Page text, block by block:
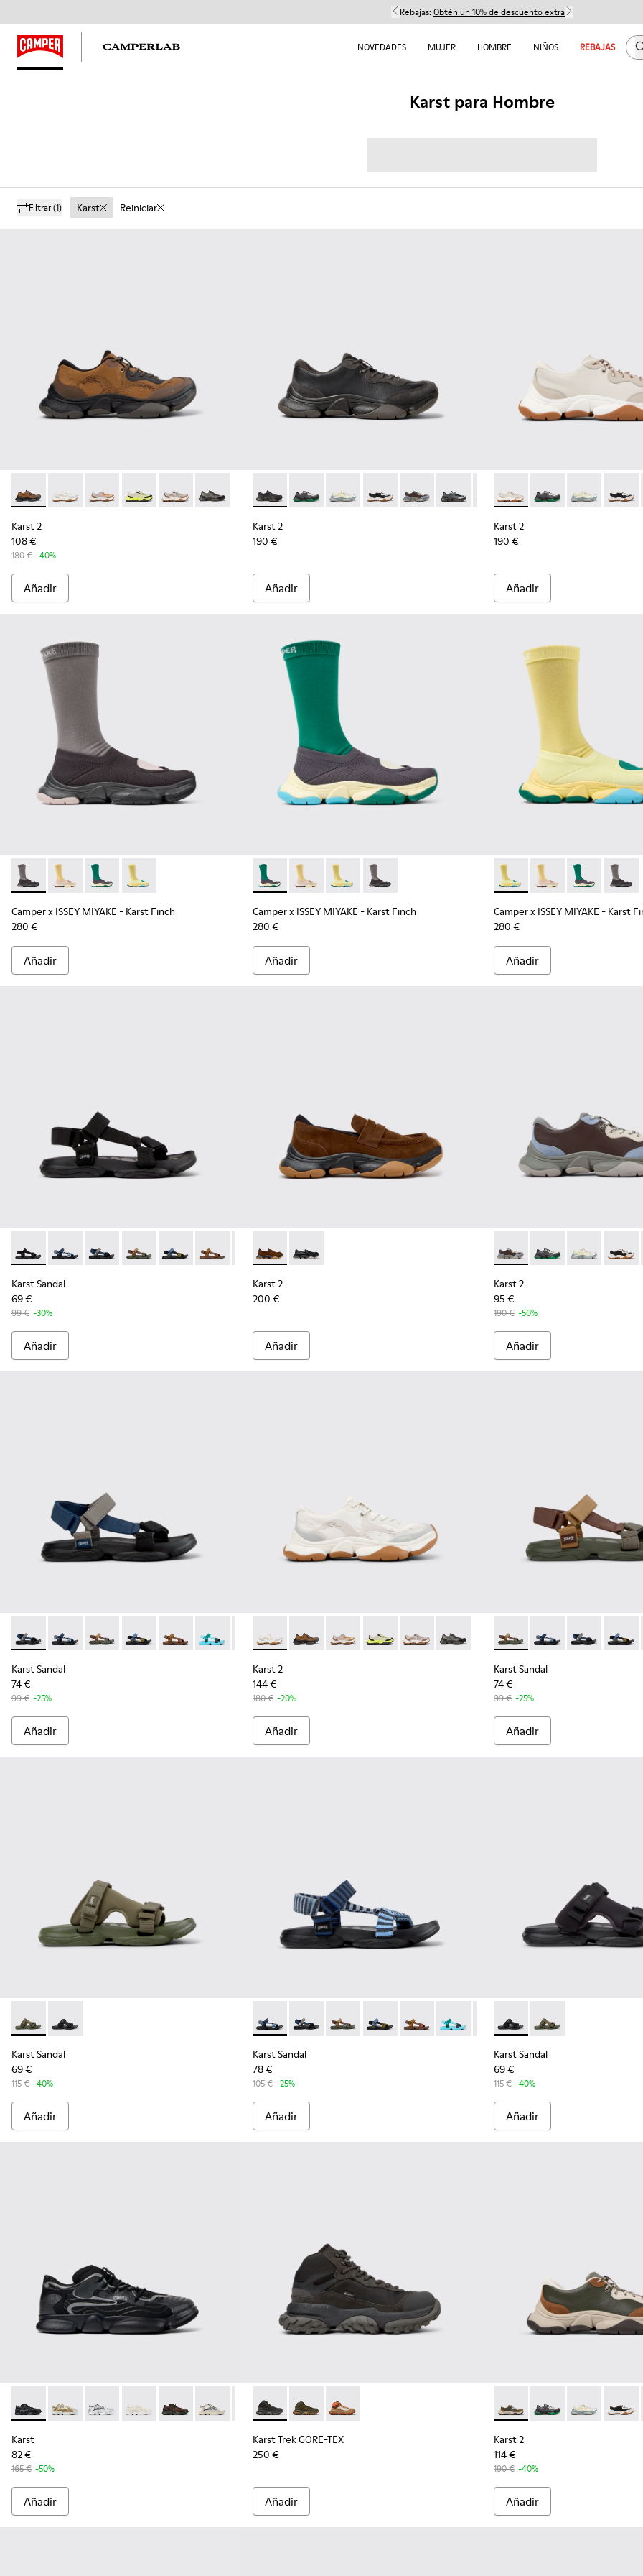
Rebajas: Obtén un 10% de descuento extra
NOVEDADES MUJER HOMBRE NIÑOS REBAJAS
Karst para Hombre
Filtrar(1) Karst Reiniciar
Karst 2 - K101069-010 - Sneaker con materiales técnicos marrón para hombre
Karst 2 - K101069-009 - Sneakers con materiales técnicos para hombre.
Karst 2 - K101069-008 - Sneakers con materiales técnicos para hombre.
Karst 2 - K101069-003 - Sneakers multicolores de tecnología simplificada para hombre.
Karst 2 - K101069-002
Karst 2 - K101069-001 - Sneakers multicolores de tecnología simplificada para hombre.
Karst 2
108 €
180 € -40%
Añadir
Karst 2 - K101068-001 - Zapatillas de piel y nobuk en negro y gris para
Karst 2 - K101068-016
Karst 2 - K101068-015
Karst 2 - K101068-011
Karst 2 - K101068-008 - Sneakers de piel y
Karst 2 - K101068-005
Karst 2 - K101068-004 -
Karst 2 - K101068-003 -
Karst 2 -
Karst 2
190 €
Añadir
Karst 2 - K101068-002 -
Karst 2 - K101068-016
Karst 2 -Karst 2
Karst 2
190 €
Añadir
Camper x ISSEY MIYAKE - Karst Finch - K101115-001 - Sneakers negras de materiales de alta tecnología para hombre.
Camper x ISSEY MIYAKE - Karst Finch - K101115-005 - Sneakers beige de materiales de alta tecnología para hombre.
Camper x ISSEY MIYAKE - Karst Finch - K101115-004 - Sneakers grises de materiales de alta tecnología para
Camper x ISSEY MIYAKE - Karst Finch - K101115-003 - Sneakers amarillas de materiales de alta
Camper x ISSEY MIYAKE - Karst Finch
280 €
Añadir
Camper x ISSEY MIYAKE - Karst Finch - K101115-004 - Sneakers grises de
Camper x ISSEY MIYAKE - Karst Finch - K101115-005 - Sneakers
Camper x ISSEY MIYAKE - Karst Finch - K101115-003 -
Camper x ISSEY MIYAKE - Karst Finch - K101115-001
Camper x ISSEY MIYAKE - Karst Finch
280 €
Añadir
Camper x ISSEY MIYAKE -
Camper x ISSEY
Camper x
Camper x ISSEY MIYAKE - Karst
280 €
Añadir
Karst Sandal - K101048-001 - Sandalias de tejido negras para hombre.
Karst Sandal - K101048-008 - Sandalias de tejido azules para hombre.
Karst Sandal - K101048-007 - Sandalias de tejido multicolor para hombre.
Karst Sandal - K101048-006 - Sandalias de tejido marrones para hombre.
Karst Sandal - K101048-005 - Sandalias de PET reciclado multicolor para hombre.
Karst Sandal - K101048-004
Karst Sandal - K101048-003 - Sandalias de PET reciclado multicolor para hombre.
Karst Sandal
69 €
99 € -30%
Añadir
Karst 2 - K101142-003 - Mocasines de ante marrón para hombre.
Karst 2 - K101142-001 - Mocasines de piel negros para hombre.
Karst 2
200 €
Añadir
Karst 2 - K101068-008 -
Karst 2 - K101068-016
Karst 2 -Karst 2
Karst 2
95 €
190 € -50%
Añadir
Karst Sandal - K101048-007 - Sandalias de tejido multicolor para hombre.
Karst Sandal - K101048-008 - Sandalias de tejido azules para hombre.
Karst Sandal - K101048-006 - Sandalias de tejido marrones para hombre.
Karst Sandal - K101048-005 - Sandalias de PET reciclado multicolor para hombre.
Karst Sandal - K101048-004
Karst Sandal - K101048-003 - Sandalias de PET reciclado multicolor para hombre.
Karst Sandal - K101048-001 - Sandalias de tejido negras para hombre.
Karst Sandal
74 €
99 € -25%
Añadir
Karst 2 - K101069-009 - Sneakers con materiales técnicos para hombre.
Karst 2 - K101069-010 - Sneaker con materiales técnicos marrón
Karst 2 - K101069-008 - Sneakers con materiales técnicos
Karst 2 - K101069-003 - Sneakers multicolores de
Karst 2 - K101069-002
Karst 2 - K101069-001 - Sneakers
Karst 2
144 €
180 € -20%
Añadir
Karst Sandal - K101048-
Karst Sandal -Karst Sandal
Karst
Karst Sandal
74 €
99 € -25%
Añadir
Karst Sandal - K101103-002 - Sandalias tejido verdes para hombre.
Karst Sandal - K101103-001 - Sandalias de tejido negras para hombre.
Karst Sandal
69 €
115 € -40%
Añadir
Karst Sandal - K101048-008 - Sandalias de tejido azules para hombre.
Karst Sandal - K101048-007 - Sandalias de tejido multicolor para
Karst Sandal - K101048-006 - Sandalias de tejido marrones
Karst Sandal - K101048-005 - Sandalias de PET
Karst Sandal - K101048-004
Karst Sandal - K101048-003 - Sandalias
Karst Sandal - K101048-001 -
Karst Sandal
78 €
105 € -25%
Añadir
Karst Sandal - K101103-001
Karst Sandal -
Karst Sandal
69 €
115 € -40%
Añadir
Karst - K100992-004 - Sneakers de PET reciclado multicolor para hombre.
Karst - K100992-009 - Sneakers de PET reciclado multicolor para hombre.
Karst - K100992-007 - Sneakers de PET reciclado multicolor para hombre.
Karst - K100992-006 - Sneakers de PET reciclado multicolor para hombre.
Karst - K100992-003 - Sneaker de tejido multicolor para hombre
Karst - K100992-002 - Sneaker de tejido multicolor para hombre
Karst - K100992-001
Karst
82 €
165 € -50%
Añadir
Karst Trek GORE-TEX - K300499-001 - Botines multicolores de tejido y
Karst Trek GORE-TEX - K300499-004 - Botines verdes de tejido y
Karst Trek GORE-TEX - K300499-003 - Botines marrones y
Karst Trek GORE-TEX
250 €
Añadir
Karst 2 - K101068-003 -
Karst 2 - K101068-016
Karst 2 -Karst 2
Karst 2
114 €
190 € -40%
Añadir